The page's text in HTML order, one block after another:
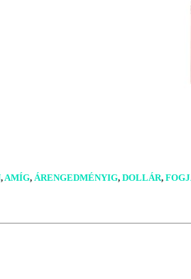
,AMÍG, ÁRENGEDMÉNYIG, DOLLÁR,